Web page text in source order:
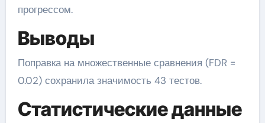
прогрессом.
Выводы
Поправка на множественные сравнения (FDR =
0.02) сохранила значимость 43 тестов.
Статистические данные